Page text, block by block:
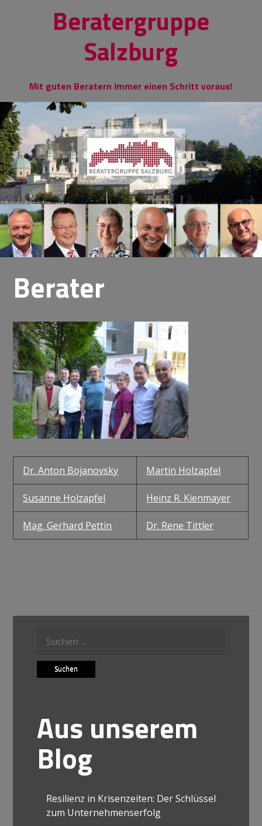
Beratergruppe
Salzburg
Mit guten Beratern immer einen Schritt voraus!
Berater
Dr. Anton Bojanovsky Martin Holzapfel
Susanne Holzapfel Heinz R. Kienmayer
Mag. Gerhard Pettin Dr. Rene Tittler
Suche
nach:
Aus unserem
Blog
Resilienz in Krisenzeiten: Der Schlüssel
zum Unternehmenserfolg